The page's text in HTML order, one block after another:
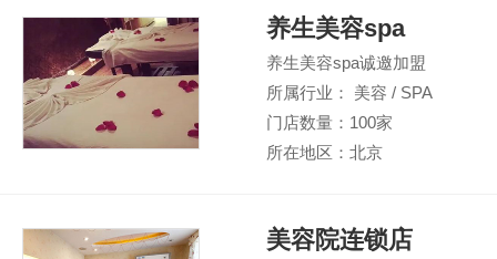
养生美容spa
养生美容spa诚邀加盟
所属行业： 美容 / SPA
门店数量：100家
所在地区：北京
美容院连锁店